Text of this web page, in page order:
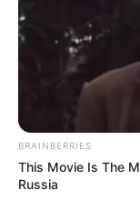
Tampil Lebih
BRAINBERRIES
This Movie Is The
Russia